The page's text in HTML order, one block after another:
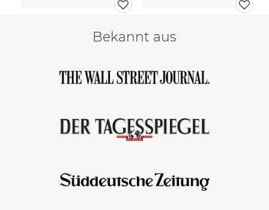
Bekannt aus